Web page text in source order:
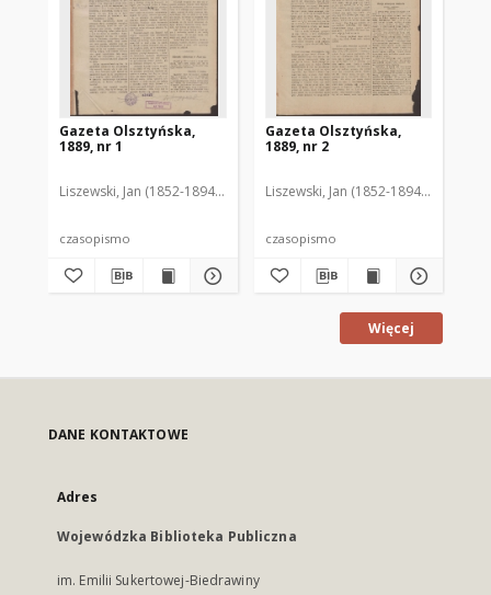
Gazeta Olsztyńska,
1889, nr 1
Liszewski, Jan (1852-1894). Red.
czasopismo
Gazeta Olsztyńska,
1889, nr 2
Liszewski, Jan (1852-1894). Red.
czasopismo
Więcej
DANE KONTAKTOWE
Adres
Wojewódzka Biblioteka Publiczna
im. Emilii Sukertowej-Biedrawiny